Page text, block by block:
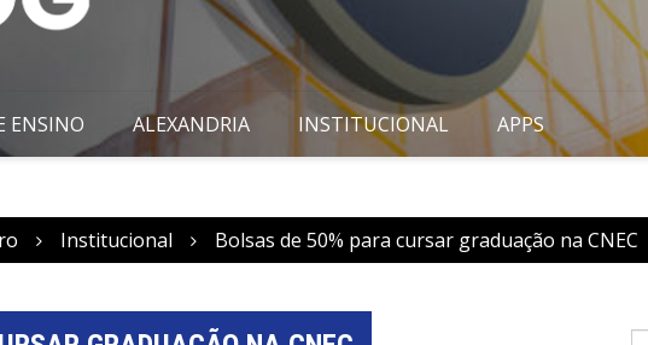
ENSINO ALEXANDRIA INSTITUCIONAL APPS
Institucional Bolsas de 50% para cursar graduação na CNEC